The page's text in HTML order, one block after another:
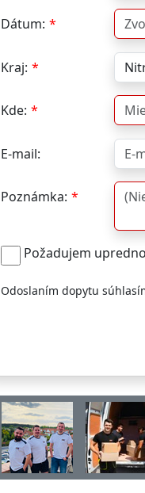
Dátum:
Kraj:
Kde:
E-mail:
Poznámka:
Požadujem
Odoslaním dopytu